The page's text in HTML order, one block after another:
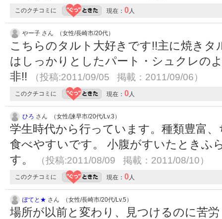
このクチコミに 現在： 0人
やー子 さん （女性/長崎市/20代）
こちらのタルト大好きです!!主に焼き
はしっかりとしたパート・シュクレの
非!!
（投稿:2011/09/05 掲載：2011/09/06）
このクチコミに 現在： 0人
ひろ さん （女性/諫早市/20代/Lv.3）
学生時代から行っています。種類豊富
食べやすいです。 小腹がすいたときふ
す。
（投稿:2011/08/09 掲載：2011/08/10）
このクチコミに 現在： 0人
ぽてと★ さん （女性/長崎市/20代/Lv.5）
場所が以前と変わり、見つけるのに苦